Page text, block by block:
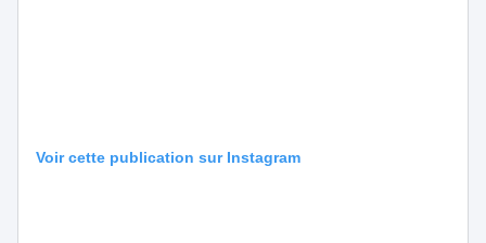
Voir cette publication sur Instagram